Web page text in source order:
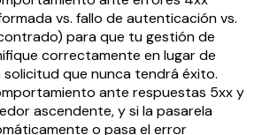
vs. fallo de autenticación vs.
para que tu gestión de
correctamente en lugar de
que nunca tendrá éxito.
ante respuestas 5xx y
ascendente, y si la pasarela
o pasa el error